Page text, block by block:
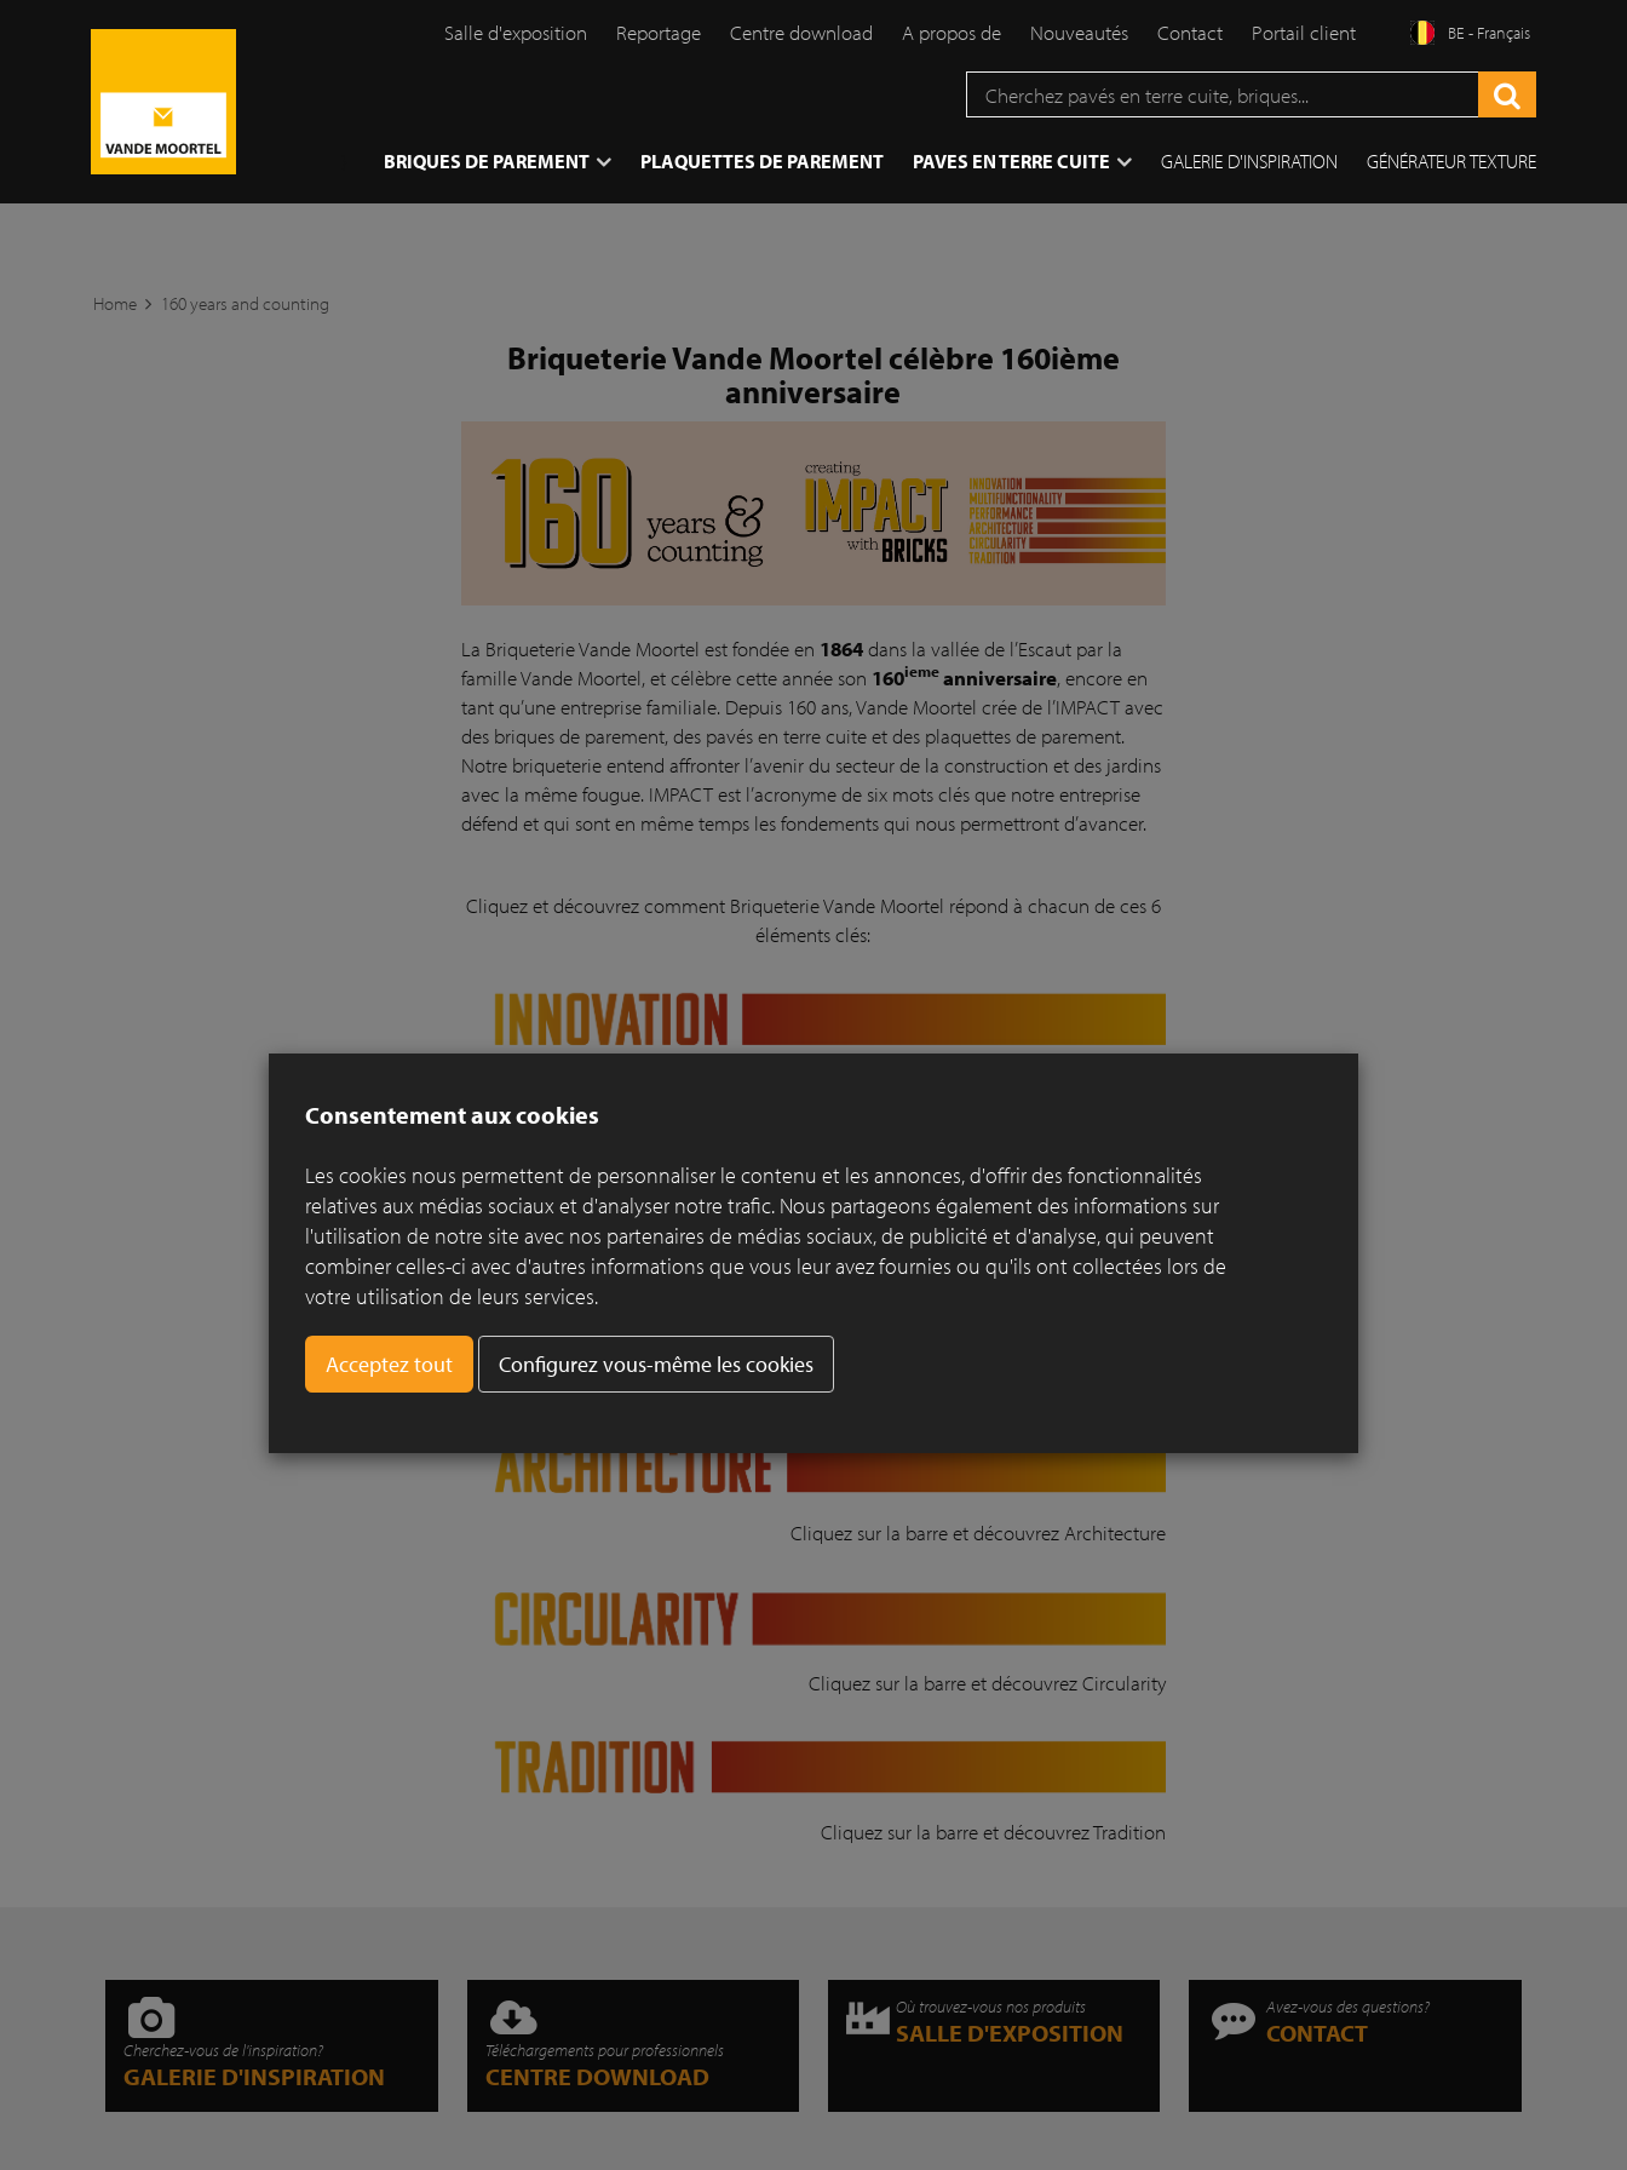
Salle d'exposition Reportage Centre download A propos de Nouveautés Contact Portail client BE - Français
BRIQUES DE PAREMENT PLAQUETTES DE PAREMENT PAVES EN TERRE CUITE GALERIE D'INSPIRATION GÉNÉRATEUR TEXTURE
Home 160 years and counting
Briqueterie Vande Moortel célèbre 160ième
anniversaire
La Briqueterie Vande Moortel est fondée en 1864dans la vallée de l’Escaut par la
famille Vande Moortel, et célèbre cette année son 160iemeanniversaire, encore en
tant qu’une entreprise familiale. Depuis 160 ans, Vande Moortel crée de l’IMPACT avec
des briques de parement, des pavés en terre cuite et des plaquettes de parement.
Notre briqueterie entend affronter l’avenir du secteur de la construction et des jardins
avec la même fougue. IMPACT est l’acronyme de six mots clés que notre entreprise
défend et qui sont en même temps les fondements qui nous permettront d’avancer.
Cliquez et découvrez comment Briqueterie Vande Moortel répond à chacun de ces 6
éléments clés:
Cliquez sur la barre et découvrez Multifunctionality
Cliquez sur la barre et découvrez Performance
Cliquez sur la barre et découvrez Architecture
Cliquez sur la barre et découvrez Circularity
Cliquez sur la barre et découvrez Tradition
Cherchez-vous de l'inspiration?
GALERIE D'INSPIRATION
Téléchargements pour professionnels
CENTRE DOWNLOAD
Où trouvez-vous nos produits
SALLE D'EXPOSITION
Avez-vous des questions?
CONTACT
Consentement aux cookies
Les cookies nous permettent de personnaliser le contenu et les annonces, d'offrir des fonctionnalités
relatives aux médias sociaux et d'analyser notre trafic. Nous partageons également des informations sur
l'utilisation de notre site avec nos partenaires de médias sociaux, de publicité et d'analyse, qui peuvent
combiner celles-ci avec d'autres informations que vous leur avez fournies ou qu'ils ont collectées lors de
votre utilisation de leurs services.
Configurez vous-même les cookies